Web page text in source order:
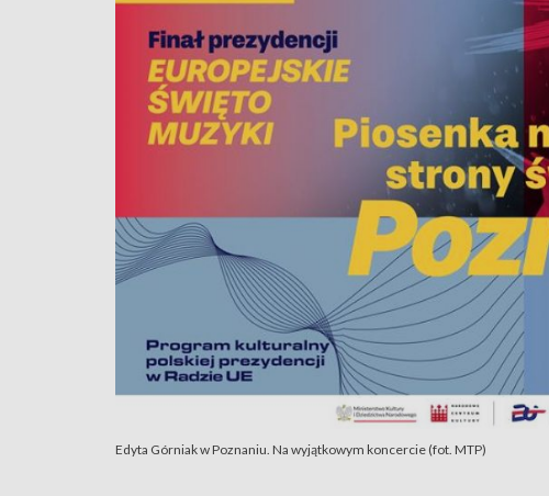
Edyta Górniak w Poznaniu. Na wyjątkowym koncercie (fot. MTP)